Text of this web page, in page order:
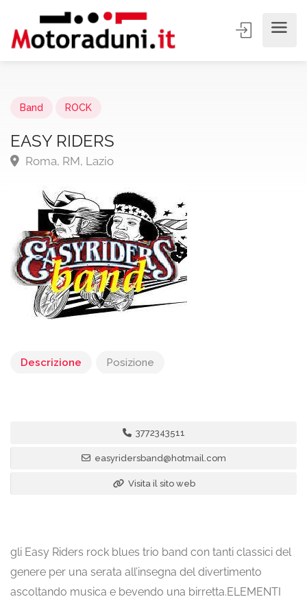
Band ROCK
EASY RIDERS
Roma, RM, Lazio
Descrizione Posizione
3772343511
easyridersband@hotmail.com
Visita il sito web
gli Easy Riders rock blues trio band con tanti classici del
genere per una serata all’insegna del divertimento
ascoltando musica e bevendo una birretta.ELEMENTI